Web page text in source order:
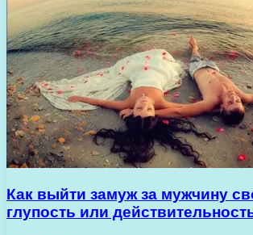
Как выйти замуж за мужчину
глупость или